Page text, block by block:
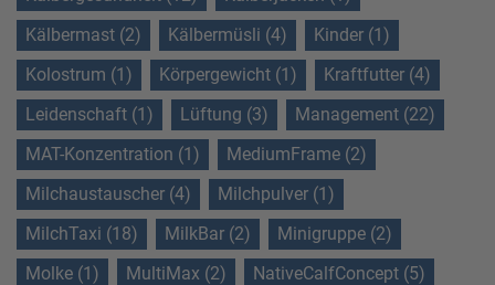
Kälbermast (2)
Kälbermüsli (4)
Kinder (1)
Kolostrum (1)
Körpergewicht (1)
Kraftfutter (4)
Leidenschaft (1)
Lüftung (3)
Management (22)
MAT-Konzentration (1)
MediumFrame (2)
Milchaustauscher (4)
Milchpulver (1)
MilchTaxi (18)
MilkBar (2)
Minigruppe (2)
Molke (1)
MultiMax (2)
NativeCalfConcept (5)